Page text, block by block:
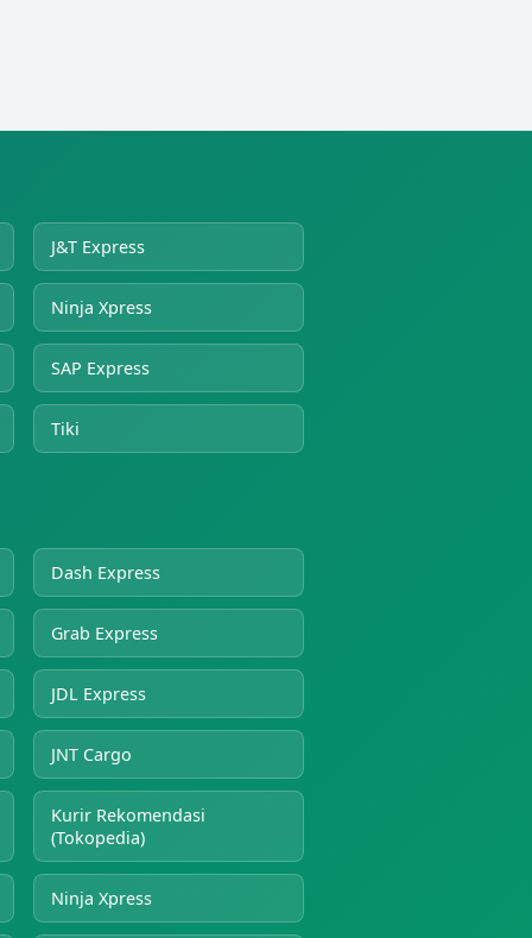
J&T Express
Ninja Xpress
SAP Express
Tiki
Dash Express
Grab Express
JDL Express
JNT Cargo
Kurir Rekomendasi
(Tokopedia)
Ninja Xpress